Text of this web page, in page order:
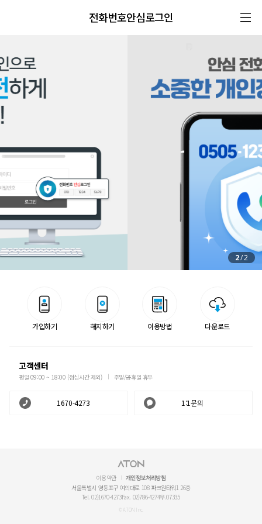
전화번호안심로그인
2/2
가입하기 해지하기 이용방법 다운로드
고객센터
평일 09:00 ~ 18:00 (점심시간 제외) 주말/공휴일 휴무
1670-4273 1:1문의
이용약관
개인정보처리방침
서울특별시 영등포구 여의대로 108 파크원타워1 26층
Tel. 02)1670-4273Fax. 02)786-4274우.07335
© ATON Inc.